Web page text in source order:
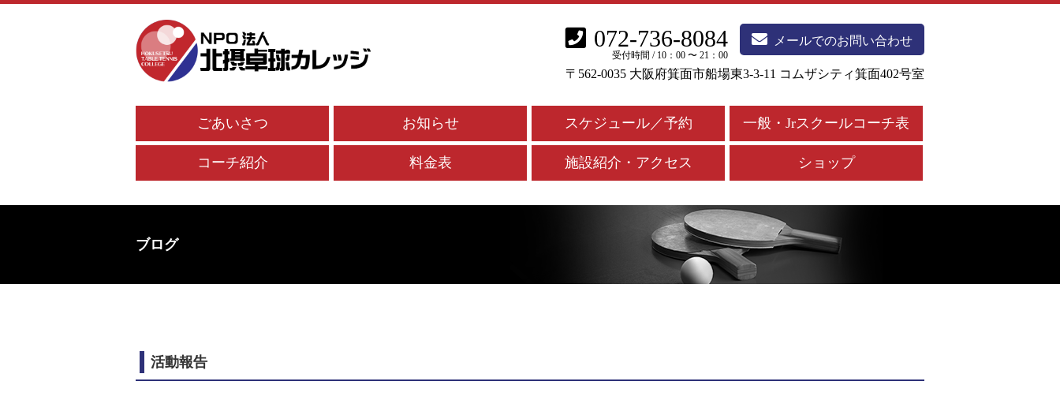
072-736-8084
受付時間 / 10：00 〜 21：00
メールでのお問い合わせ
〒562-0035 大阪府箕面市船場東3-3-11 コムザシティ箕面402号室
ごあいさつ お知らせ スケジュール／予約 一般・Jrスクールコーチ表
コーチ紹介 料金表 施設紹介・アクセス ショップ
ブログ
活動報告